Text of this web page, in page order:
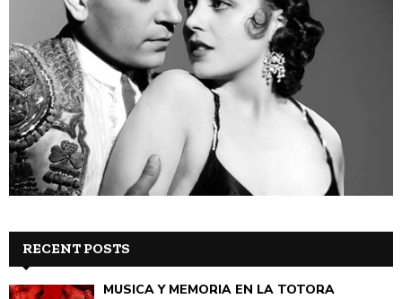
RECENT POSTS
MÚSICA Y MEMORIA EN LA TOTORA